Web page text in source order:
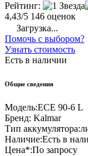
Рейтинг:
4,43/5 146 оценок
Загрузка...
Помочь с выбором?
Узнать стоимость
Есть в наличии
Общие сведения
Модель:ECE 90-6 L
Бренд: Kalmar
Тип аккумулятора:
Наличие:Есть в
Цена*:По запросу